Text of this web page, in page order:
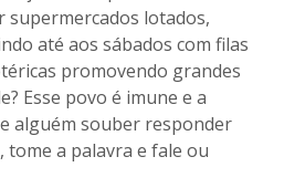
supermercados lotados,
até aos sábados com filas
promovendo grandes
Esse povo é imune e a
alguém souber responder
tome a palavra e fale ou